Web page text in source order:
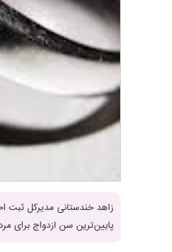
پایین‌ترین سن ازدواج برای مردان در